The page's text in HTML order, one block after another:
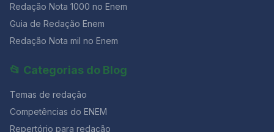
Redação Nota 1000 no Enem
Guia de Redação Enem
Redação Nota mil no Enem
📂 Categorias do Blog
Temas de redação
Competências do ENEM
Repertório para redação